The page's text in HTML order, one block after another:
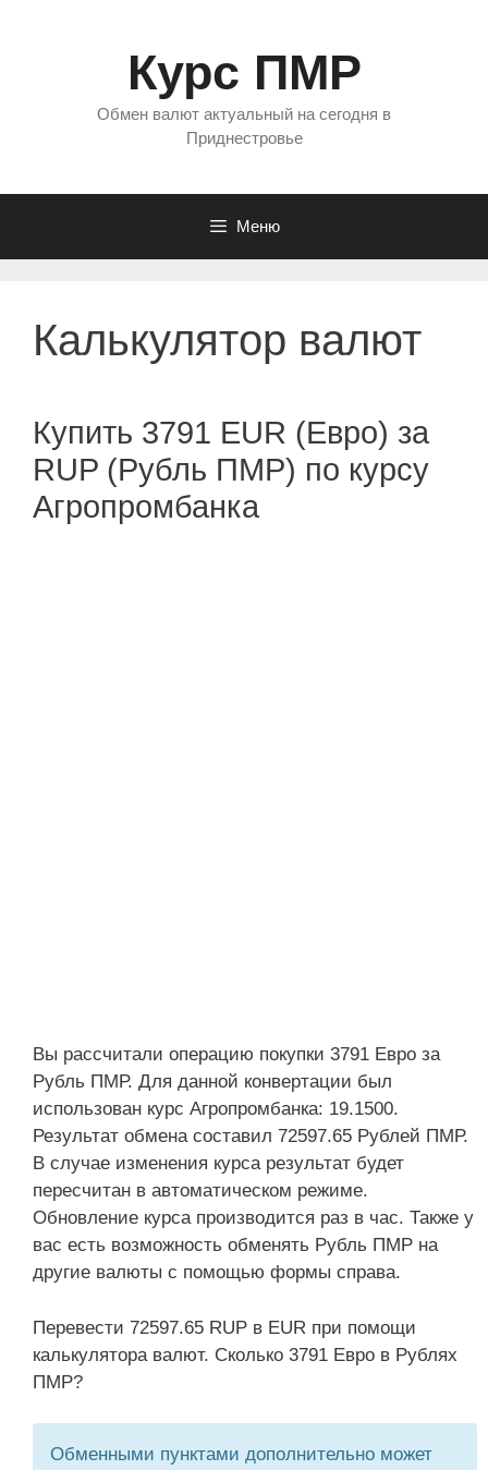
Курс ПМР
Обмен валют актуальный на сегодня в
Приднестровье
Меню
Калькулятор валют
Купить 3791 EUR (Евро) за
RUP (Рубль ПМР) по курсу
Агропромбанка
Вы рассчитали операцию покупки 3791 Евро за
Рубль ПМР. Для данной конвертации был
использован курс Агропромбанка: 19.1500.
Результат обмена составил 72597.65 Рублей ПМР.
В случае изменения курса результат будет
пересчитан в автоматическом режиме.
Обновление курса производится раз в час. Также у
вас есть возможность обменять Рубль ПМР на
другие валюты с помощью формы справа.
Перевести 72597.65 RUP в EUR при помощи
калькулятора валют. Сколько 3791 Евро в Рублях
ПМР?
Обменными пунктами дополнительно может